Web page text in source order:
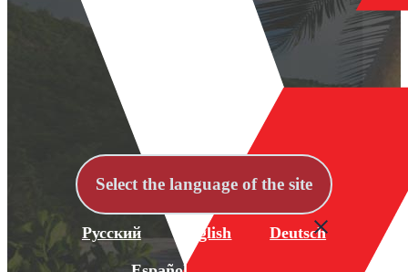
Select the language of the site
Русский English Deutsch